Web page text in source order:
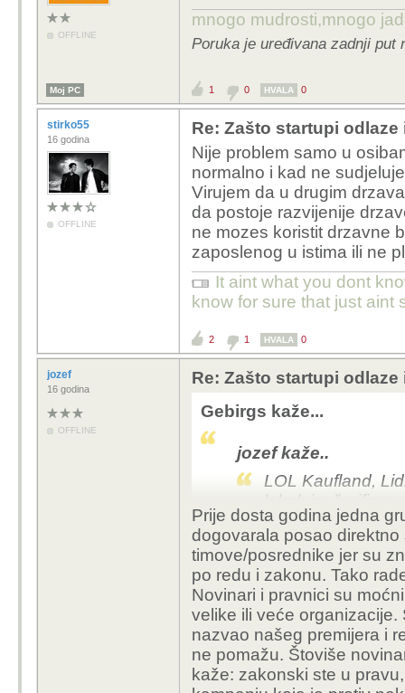
OFFLINE
mnogo mudrosti,mnogo
Poruka je uređivana zadnji put
Moj PC 1 0 HVALA 0
stirko55
16 godina
OFFLINE
Re: Zašto startupi
Nije problem samo u
normalno i kad ne
Virujem da u drugim
da postoje razvijenije
ne mozes koristit drzavne
zaposlenog u istima ili ne
It aint what you dont
know for sure that just aint
2 1 HVALA 0
jozef
16 godina
OFFLINE
Re: Zašto startupi
Gebirgs kaže...
jozef kaže..
LOL Kaufland,
lokalnim
Sry, ali totalna je
isplacivao neku crnu
malog' tamo pokraj
Imaju odvjetnike,
milijuna na tebe u
pravnu ekipu koja ih
Prije dosta godina jedna
dogovarala posao
timove/posrednike jer su
po redu i zakonu. Tako
Novinari i pravnici su
velike ili veće
nazvao našeg premijera i
ne pomažu. Štoviše
kaže: zakonski ste u